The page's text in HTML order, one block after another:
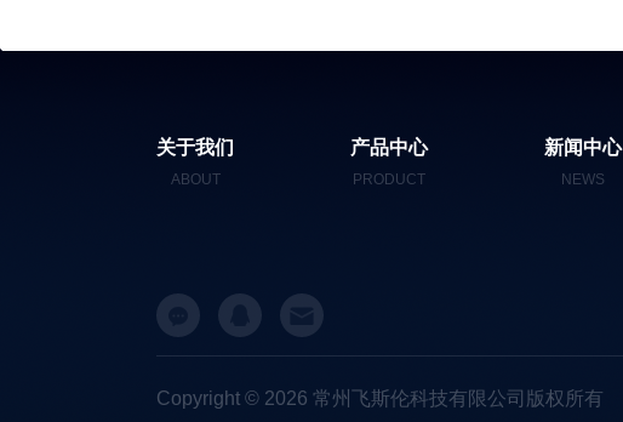
关于我们
ABOUT
产品中心
PRODUCT
新闻中心
NEWS
Copyright © 2026 常州飞斯伦科技有限公司版权所有